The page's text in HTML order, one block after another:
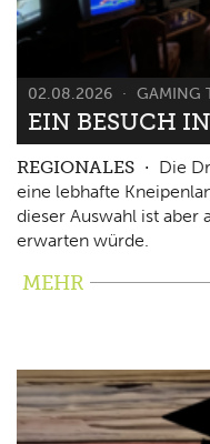
02.08.2026 GAMING
EIN BESUCH
REGIONALES
Die
eine lebhafte
dieser Auswahl ist aber
erwarten würde.
MEHR